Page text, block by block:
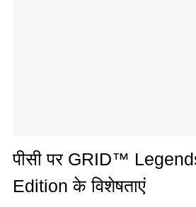
पीसी पर GRID™
Edition के विशेषताएं